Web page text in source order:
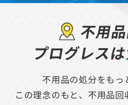
不用
プログレスは
不用品の処分をもっ
この理念のもと、不用品回